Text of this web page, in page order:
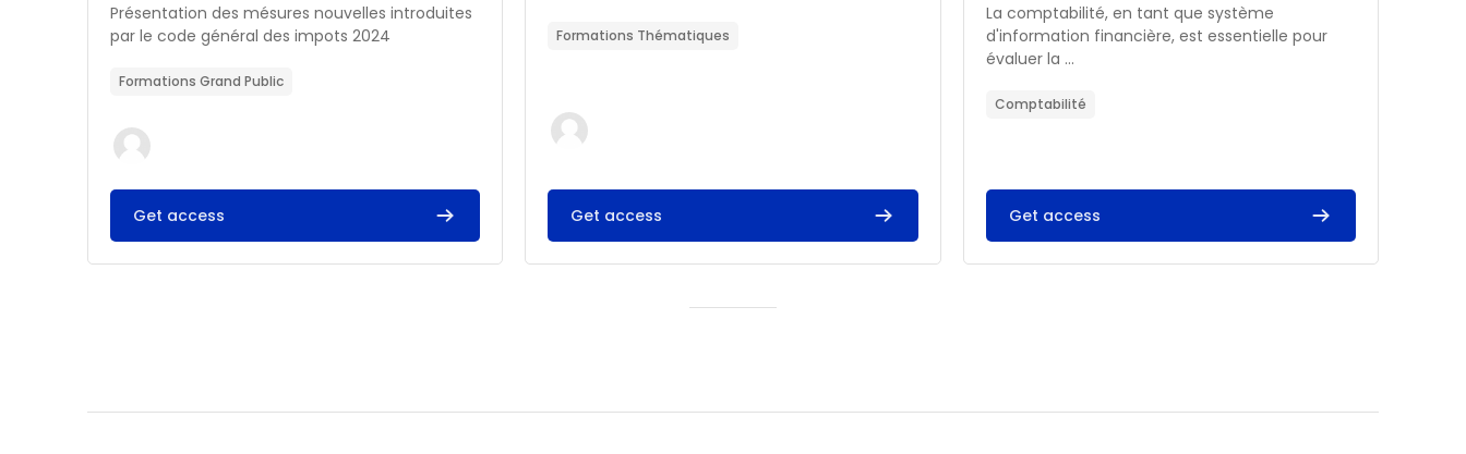
Résumé du cours :
Présentation des mésures nouvelles introduites
par le code général des impots 2024
Formations Grand Public
Get access
Formations Thématiques
Get access
Résumé du cours :
La comptabilité, en tant que système
d'information financière, est essentielle pour
évaluer la ...
Comptabilité
Get access